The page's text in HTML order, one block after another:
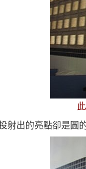
射出的亮點卻是圓